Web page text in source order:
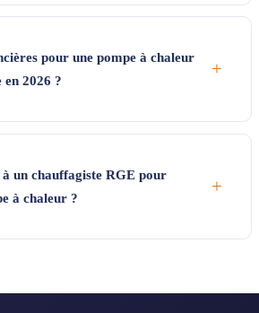
pour une pompe à chaleur
2026 ?
+
un chauffagiste RGE pour
à chaleur ?
+